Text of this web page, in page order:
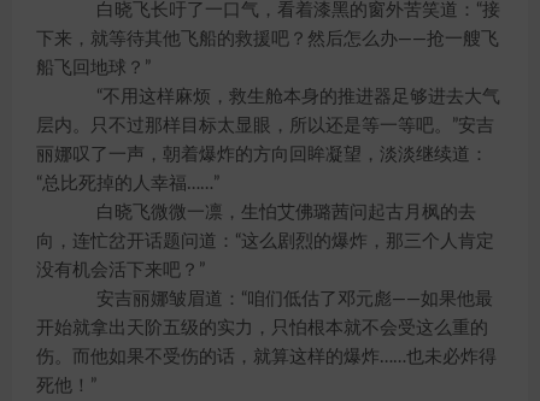
白晓飞长吁了一口气，看着漆黑的窗外苦笑道：“接
下来，就等待其他飞船的救援吧？然后怎么办——抢一艘飞
船飞回地球？”
“不用这样麻烦，救生舱本身的推进器足够进去大气
层内。只不过那样目标太显眼，所以还是等一等吧。”安吉
丽娜叹了一声，朝着爆炸的方向回眸凝望，淡淡继续道：
“总比死掉的人幸福……”
白晓飞微微一凛，生怕艾佛璐茜问起古月枫的去
向，连忙岔开话题问道：“这么剧烈的爆炸，那三个人肯定
没有机会活下来吧？”
安吉丽娜皱眉道：“咱们低估了邓元彪——如果他最
开始就拿出天阶五级的实力，只怕根本就不会受这么重的
伤。而他如果不受伤的话，就算这样的爆炸……也未必炸得
死他！”